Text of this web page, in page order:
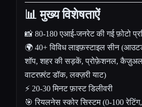
📊 मुख्य विशेषताऐं
📸 80-180 एआई-जनरेट की गई फ़ोटो
🌍 40+ विविध लाइफ़स्टाइल सीन
शॉप, शहर की सड़कें, प्रोफ़ेशनल, कैज़ुअल,
वाटरफ़्रंट डॉक, लक्ज़री याट)
⚡ 20-30 मिनट फ़ास्ट डिलीवरी
🎯 रियलनेस स्कोर सिस्टम (0-100